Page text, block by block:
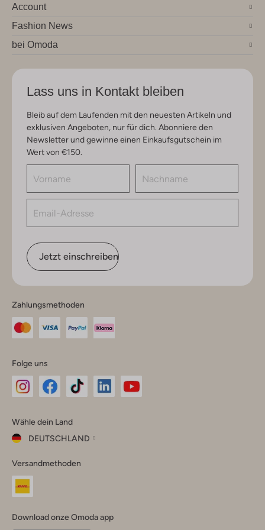
Account
Fashion News
bei Omoda
Lass uns in Kontakt bleiben
Bleib auf dem Laufenden mit den neuesten Artikeln und
exklusiven Angeboten, nur für dich. Abonniere den
Newsletter und gewinne einen Einkaufsgutschein im
Wert von €150.
Jetzt einschreiben
Zahlungsmethoden
Folge uns
Instagram
Facebook
TikTok
Wähle dein Land
DEUTSCHLAND
dein
Land
Versandmethoden
Download onze Omoda app